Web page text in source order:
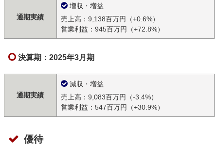
通期実績
増収・増益
売上高：9,138百万円（+0.6%）
営業利益：945百万円（+72.8%）
決算期：2025年3月期
通期実績
減収・増益
売上高：9,083百万円（-3.4%）
営業利益：547百万円（+30.9%）
優待